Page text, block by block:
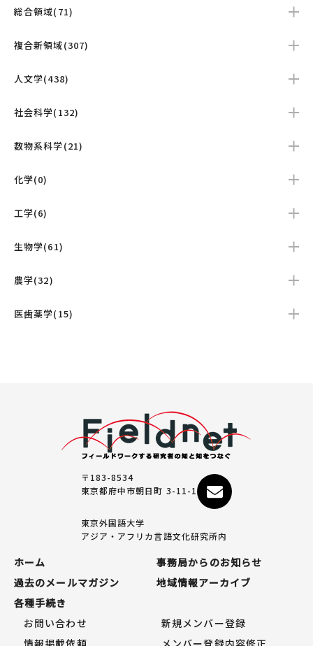
総合領域(71)
複合新領域(307)
人文学(438)
社会科学(132)
数物系科学(21)
化学(0)
工学(6)
生物学(61)
農学(32)
医歯薬学(15)
〒183-8534
東京都府中市朝日町 3-11-1
東京外国語大学
アジア・アフリカ言語文化研究所内
ホーム
事務局からのお知らせ
過去のメールマガジン
地域情報アーカイブ
各種手続き
お問い合わせ
新規メンバー登録
情報掲載依頼
メンバー登録内容修正